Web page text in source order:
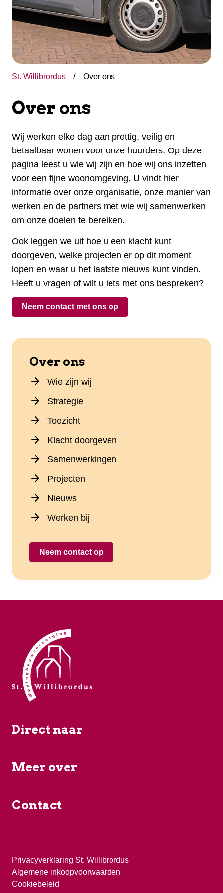
St. Willibrordus Over ons
Over ons
Wij werken elke dag aan prettig, veilig en
betaalbaar wonen voor onze huurders. Op deze
pagina leest u wie wij zijn en hoe wij ons inzetten
voor een fijne woonomgeving. U vindt hier
informatie over onze organisatie, onze manier van
werken en de partners met wie wij samenwerken
om onze doelen te bereiken.
Ook leggen we uit hoe u een klacht kunt
doorgeven, welke projecten er op dit moment
lopen en waar u het laatste nieuws kunt vinden.
Heeft u vragen of wilt u iets met ons bespreken?
Neem contact met ons op
Over ons
arrow_forward Wie zijn wij
arrow_forward Strategie
arrow_forward Toezicht
arrow_forward Klacht doorgeven
arrow_forward Samenwerkingen
arrow_forward Projecten
arrow_forward Nieuws
arrow_forward Werken bij
Neem contact op
Direct naar
Meer over
Contact
Privacyverklaring St. Willibrordus
Algemene inkoopvoorwaarden
Cookiebeleid